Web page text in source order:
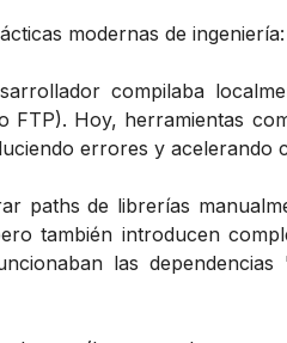
modernas de ingeniería:
compilaba
FTP). Hoy, herramientas
errores y acelerando
paths de librerías
también introducen
las